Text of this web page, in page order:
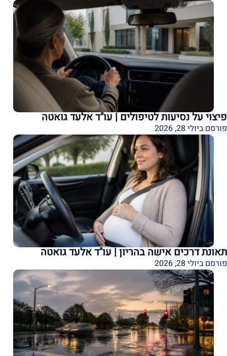
פיצוי על נסיעות לטיפולים | עו"ד אלעד גואטה
פורסם ביולי 28, 2026
תאונת דרכים אישה בהריון | עו"ד אלעד גואטה
פורסם ביולי 28, 2026